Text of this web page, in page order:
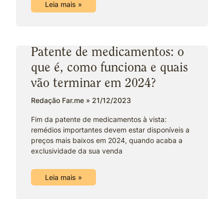
Leia mais »
Patente de medicamentos: o
que é, como funciona e quais
vão terminar em 2024?
Redação Far.me 21/12/2023
Fim da patente de medicamentos à vista:
remédios importantes devem estar disponíveis a
preços mais baixos em 2024, quando acaba a
exclusividade da sua venda
Leia mais »